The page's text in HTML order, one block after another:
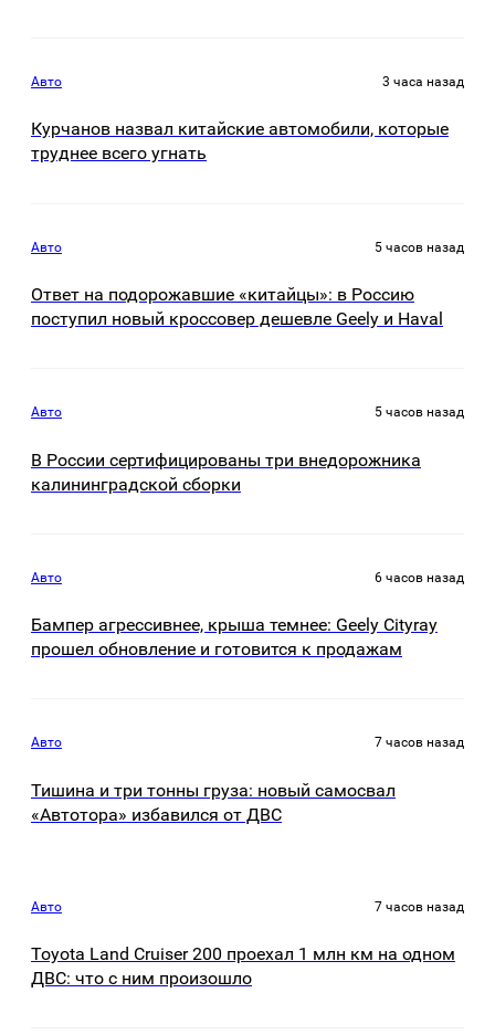
Авто 3 часа назад
Курчанов назвал китайские автомобили, которые
труднее всего угнать
Авто 5 часов назад
Ответ на подорожавшие «китайцы»: в Россию
поступил новый кроссовер дешевле Geely и Haval
Авто 5 часов назад
В России сертифицированы три внедорожника
калининградской сборки
Авто 6 часов назад
Бампер агрессивнее, крыша темнее: Geely Cityray
прошел обновление и готовится к продажам
Авто 7 часов назад
Тишина и три тонны груза: новый самосвал
«Автотора» избавился от ДВС
Авто 7 часов назад
Toyota Land Cruiser 200 проехал 1 млн км на одном
ДВС: что с ним произошло